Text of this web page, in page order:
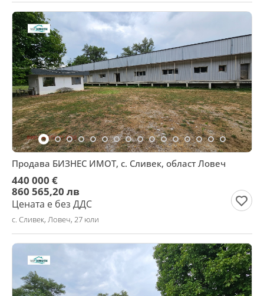
Продава БИЗНЕС ИМОТ, с. Сливек, област Ловеч
440 000 €
860 565,20 лв
Цената е без ДДС
с. Сливек, Ловеч, 27 юли